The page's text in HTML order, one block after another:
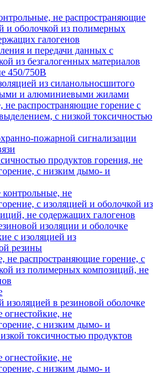
не распространяющие
и оболочкой из полимерных
галогенов
и передачи данных с
из безгалогенных материалов
450/750В
из силанольносшитого
и алюминиевыми жилами
не распространяющие горение с
с низкой токсичностью
пожарной сигнализации
продуктов горения, не
с низким дымо- и
контрольные, не
с изоляцией и оболочкой из
не содержащих галогенов
изоляции и оболочке
с изоляцией из
резины
не распространяющие горение, с
из полимерных композиций, не
изоляцией в резиновой оболочке
огнестойкие, не
с низким дымо- и
токсичностью продуктов
огнестойкие, не
с низким дымо- и